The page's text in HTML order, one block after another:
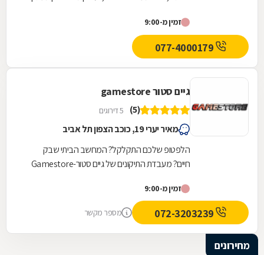
קשיח,...
זמין מ-9:00
גיים סטור gamestore
(5) 5 דירוגים
מאיר יערי 19, כוכב הצפון תל אביב
הלפטופ שלכם התקלקל? המחשב הביתי שבק
חיים? מעבדת התיקונים של גיים סטור-Gamestore
חנויות מחשבים...
זמין מ-9:00
מספר מקשר
מחירונים